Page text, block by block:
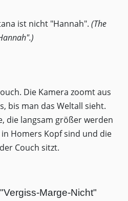
ist nicht "Hannah". (The
Die Kamera zoomt aus
bis man das Weltall sieht.
die langsam größer werden
Homers Kopf sind und die
Couch sitzt.
Marge-Nicht"